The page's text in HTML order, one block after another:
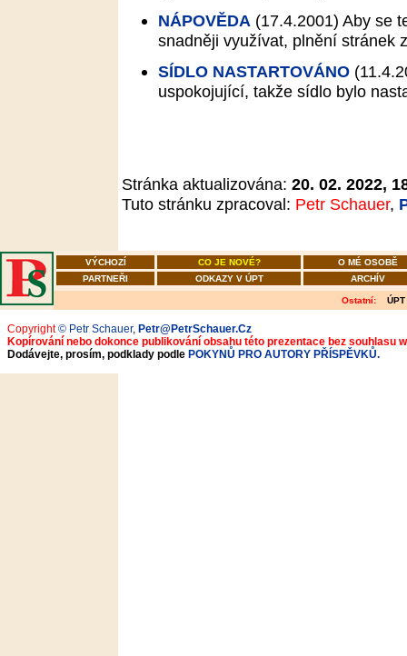
NÁPOVĚDA (17.4.2001) Aby se
snadněji využívat, plnění stránek
SÍDLO NASTARTOVÁNO
uspokojující, takže sídlo bylo
Stránka aktualizována: 20. 02. 2022,
Tuto stránku zpracoval: Petr Schauer,
VÝCHOZÍ CO JE NOVÉ?
O MÉ OSOBĚ
PARTNEŘI
ODKAZY V ÚPT ARCHÍV
Ostatní: ÚPT
Copyright© Petr Schauer, Petr@PetrSchauer.Cz
Kopírování nebo dokonce publikování obsahu této prezentace bez souhlasu
Dodávejte, prosím, podklady podle POKYNŮ PRO AUTORY PŘÍSPĚVKŮ.